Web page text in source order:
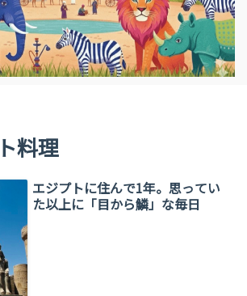
料理
エジプトに住んで1年。思ってい
た以上に「目から鱗」な毎日